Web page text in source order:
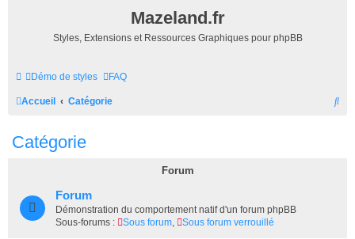
Mazeland.fr
Styles, Extensions et Ressources Graphiques pour phpBB
Démo de styles FAQ
Accueil Catégorie
R
Catégorie
Forum
Forum
Démonstration du comportement natif d'un forum phpBB
Sous-forums :
Sous forum Sous forum verrouillé